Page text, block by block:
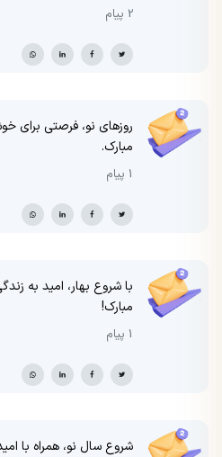
2 پیام
روزهای نو، فرصتی برای
مبارک.
1 پیام
با شروع بهار، امید به
مبارک!
1 پیام
شروع سال نو، همراه با